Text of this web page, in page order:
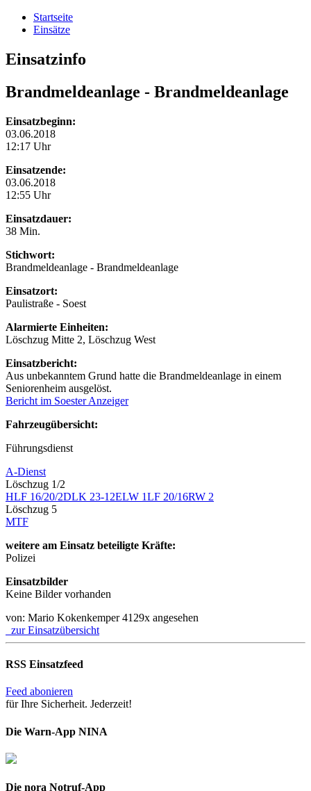
Startseite
Einsätze
Einsatzinfo
Brandmeldeanlage - Brandmeldeanlage
Einsatzbeginn:
03.06.2018
12:17 Uhr
Einsatzende:
03.06.2018
12:55 Uhr
Einsatzdauer:
38 Min.
Stichwort:
Brandmeldeanlage - Brandmeldeanlage
Einsatzort:
Paulistraße - Soest
Alarmierte Einheiten:
Löschzug Mitte 2, Löschzug West
Einsatzbericht:
Aus unbekanntem Grund hatte die Brandmeldeanlage in einem
Seniorenheim ausgelöst.
Bericht im Soester Anzeiger
Fahrzeugübersicht:
Führungsdienst
A-Dienst
Löschzug 1/2
HLF 16/20/2DLK 23-12ELW 1LF 20/16RW 2
Löschzug 5
MTF
weitere am Einsatz beteiligte Kräfte:
Polizei
Einsatzbilder
Keine Bilder vorhanden
von: Mario Kokenkemper4129x angesehen
zur Einsatzübersicht
RSS Einsatzfeed
Feed abonieren
für Ihre Sicherheit. Jederzeit!
Die Warn-App NINA
Die nora Notruf-App